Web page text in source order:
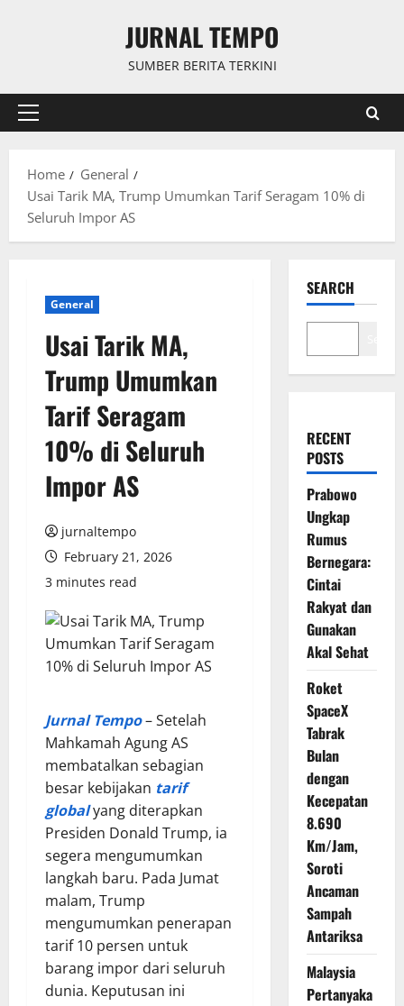
JURNAL TEMPO
SUMBER BERITA TERKINI
Primary
Home
General
Usai Tarik MA, Trump Umumkan Tarif Seragam 10% di
Seluruh Impor AS
General
Usai Tarik MA,
Trump Umumkan
Tarif Seragam
10% di Seluruh
Impor AS
jurnaltempo
February 21, 2026
3 minutes read
Jurnal Tempo– Setelah
Mahkamah Agung AS
membatalkan sebagian
besar kebijakan tarif
globalyang diterapkan
Presiden Donald Trump, ia
segera mengumumkan
langkah baru. Pada Jumat
malam, Trump
mengumumkan penerapan
tarif 10 persen untuk
barang impor dari seluruh
dunia. Keputusan ini
SEARCH
RECENT
POSTS
Prabowo
Ungkap
Rumus
Bernegara:
Cintai
Rakyat dan
Gunakan
Akal Sehat
Roket
SpaceX
Tabrak
Bulan
dengan
Kecepatan
8.690
Km/Jam,
Soroti
Ancaman
Sampah
Antariksa
Malaysia
Pertanyaka